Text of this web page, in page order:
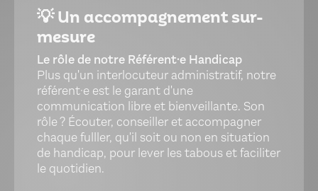
💡 Un accompagnement sur-
mesure
Le rôle de notre Référent·e Handicap
Plus qu'un interlocuteur administratif, notre
référent·e est le garant d'une
communication libre et bienveillante. Son
rôle ? Écouter, conseiller et accompagner
chaque fulller, qu'il soit ou non en situation
de handicap, pour lever les tabous et faciliter
le quotidien.